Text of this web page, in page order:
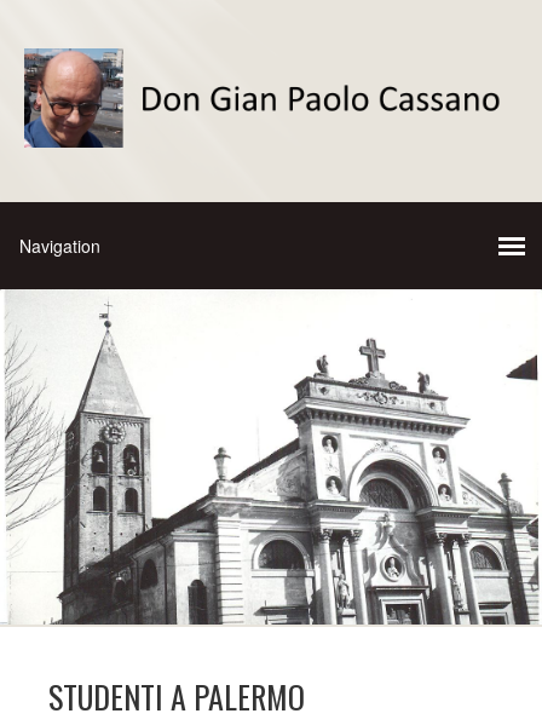
STUDENTI A PALERMO